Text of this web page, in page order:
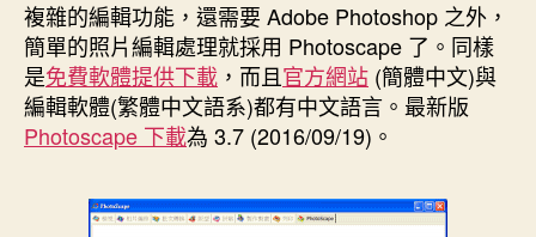
複雜的編輯功能，還需要 Adobe Photoshop 之外，
簡單的照片編輯處理就採用 Photoscape 了。同樣
是免費軟體提供下載 ，而且官方網站 (簡體中文)與
編輯軟體(繁體中文語系)都有中文語言。最新版
Photoscape 下載為 3.7 (2016/09/19)。